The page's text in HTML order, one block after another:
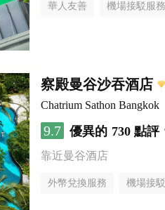
華人友善 機場接駁服務
察殿曼谷沙吞酒店
Chatrium Sathon Bangkok
9.7 優異的 730 點評
靠近曼谷酒店
外幣兌換服務 機場接